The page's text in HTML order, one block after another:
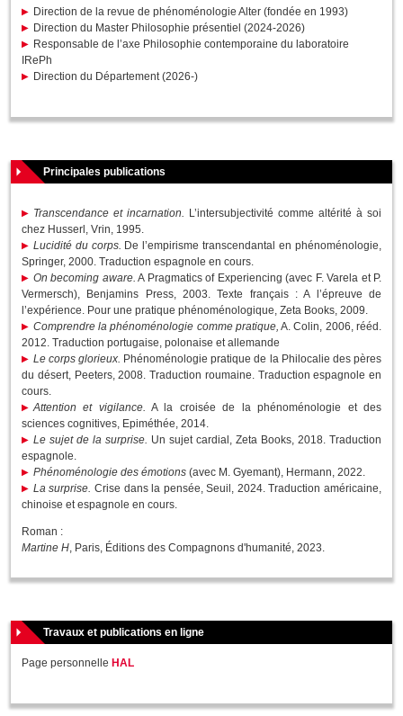
Direction de la revue de phénoménologie Alter (fondée en 1993)
Direction du Master Philosophie présentiel (2024-2026)
Responsable de l’axe Philosophie contemporaine du laboratoire
IRePh
Direction du Département (2026-)
Principales publications
Transcendance et incarnation. L’intersubjectivité comme altérité à soi
chez Husserl, Vrin, 1995.
Lucidité du corps. De l’empirisme transcendantal en phénoménologie,
Springer, 2000. Traduction espagnole en cours.
On becoming aware. A Pragmatics of Experiencing (avec F. Varela et P.
Vermersch), Benjamins Press, 2003. Texte français : A l’épreuve de
l’expérience. Pour une pratique phénoménologique, Zeta Books, 2009.
Comprendre la phénoménologie comme pratique, A. Colin, 2006, rééd.
2012. Traduction portugaise, polonaise et allemande
Le corps glorieux. Phénoménologie pratique de la Philocalie des pères
du désert, Peeters, 2008. Traduction roumaine. Traduction espagnole en
cours.
Attention et vigilance. A la croisée de la phénoménologie et des
sciences cognitives, Epiméthée, 2014.
Le sujet de la surprise. Un sujet cardial, Zeta Books, 2018. Traduction
espagnole.
Phénoménologie des émotions(avec M. Gyemant), Hermann, 2022.
La surprise. Crise dans la pensée, Seuil, 2024. Traduction américaine,
chinoise et espagnole en cours.
Roman :
Martine H, Paris, Éditions des Compagnons d'humanité, 2023.
Travaux et publications en ligne
Page personnelle HAL